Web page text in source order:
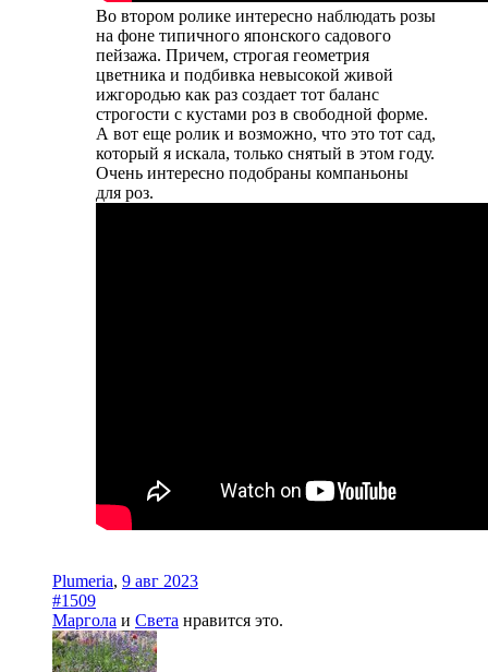
Во втором ролике интересно наблюдать розы
на фоне типичного японского садового
пейзажа. Причем, строгая геометрия
цветника и подбивка невысокой живой
ижгородью как раз создает тот баланс
строгости с кустами роз в свободной форме.
А вот еще ролик и возможно, что это тот сад,
который я искала, только снятый в этом году.
Очень интересно подобраны компаньоны
для роз.
Plumeria, 9 авг 2023
#1509
Маргола и Света нравится это.